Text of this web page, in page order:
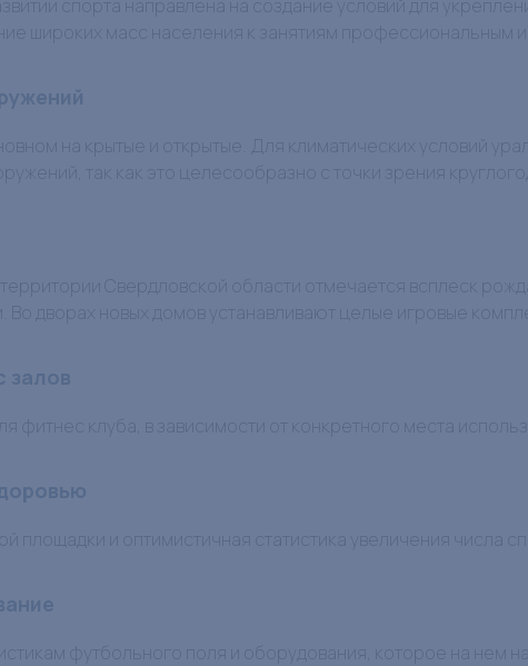
спорта направлена на создание условий для
широких масс населения к занятиям профессиональным
на крытые и открытые. Для климатических условий
так как это целесообразно с точки зрения
Свердловской области отмечается всплеск
Во дворах новых домов устанавливают целые игровые
залов
фитнес клуба, в зависимости от конкретного места
площадки и оптимистичная статистика увеличения числа
футбольного поля и оборудования, которое на нем